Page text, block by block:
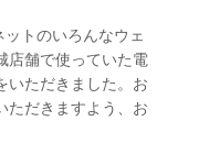
トのいろんなウェ
店舗で使っていた電
いただきました。お
ただきますよう、お